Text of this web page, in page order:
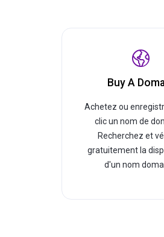
Buy A
Achetez ou
clic un nom de
Recherchez et
gratuitement la
d'un nom